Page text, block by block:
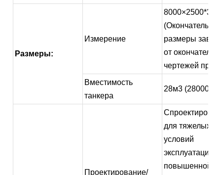
Размеры:
Измерение
размеры
от
чертежей
Вместимость
танкера
28м3 (28000л)
Проектирование/
для тяжелых
условий
эксплуатации и
повышенной